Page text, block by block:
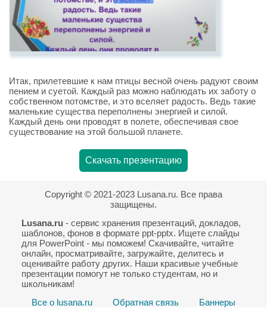
Итак, прилетевшие к нам птицы весной очень радуют своим
пением и суетой. Каждый раз можно наблюдать их заботу о
собственном потомстве, и это вселяет радость. Ведь такие
маленькие существа переполнены энергией и силой.
Каждый день они проводят в полете, обеспечивая свое
существование на этой большой планете.
Скачать презентацию
Copyright © 2021-2023 Lusana.ru. Все права
защищены.
Lusana.ru - сервис хранения презентаций, докладов,
шаблонов, фонов в формате ppt-pptx. Ищете слайды
для PowerPoint - мы поможем! Скачивайте, читайте
онлайн, просматривайте, загружайте, делитесь и
оценивайте работу других. Наши красивые учебные
презентации помогут не только студентам, но и
школьникам!
Все о lusana.ru
Обратная связь Баннеры